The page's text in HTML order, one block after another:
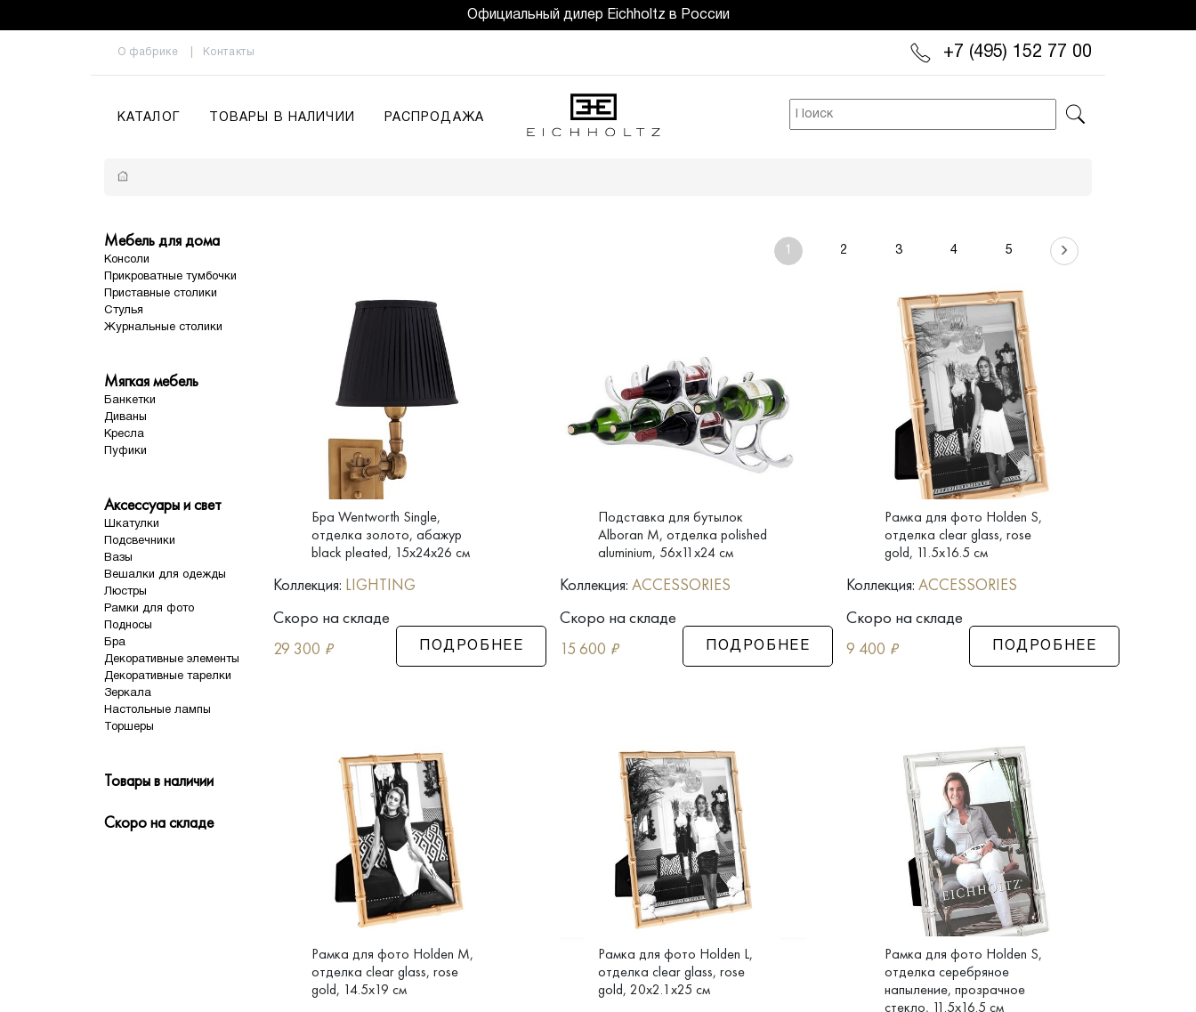
Официальный дилер Eichholtz в России
О фабрике Контакты +7 (495) 152 77 00
КАТАЛОГ ТОВАРЫ В НАЛИЧИИ РАСПРОДАЖА
Мебель для дома
Консоли
Прикроватные тумбочки
Приставные столики
Стулья
Журнальные столики
Мягкая мебель
Банкетки
Диваны
Кресла
Пуфики
Аксессуары и свет
Шкатулки
Подсвечники
Вазы
Вешалки для одежды
Люстры
Рамки для фото
Подносы
Бра
Декоративные элементы
Декоративные тарелки
Зеркала
Настольные лампы
Торшеры
Товары в наличии
Скоро на складе
1 2 3 4 5
Бра Wentworth Single,
отделка золото, абажур
black pleated, 15x24x26 см
Коллекция: LIGHTING
Скоро на складе
29 300 ₽ ПОДРОБНЕЕ
Подставка для бутылок
Alboran M, отделка polished
aluminium, 56x11x24 см
Коллекция: ACCESSORIES
Скоро на складе
15 600 ₽ ПОДРОБНЕЕ
Рамка для фото Holden S,
отделка clear glass, rose
gold, 11.5x16.5 см
Коллекция: ACCESSORIES
Скоро на складе
9 400 ₽ ПОДРОБНЕЕ
Рамка для фото Holden M,
отделка clear glass, rose
gold, 14.5x19 см
Рамка для фото Holden L,
отделка clear glass, rose
gold, 20x2.1x25 см
Рамка для фото Holden S,
отделка серебряное
напыление, прозрачное
стекло, 11.5x16.5 см